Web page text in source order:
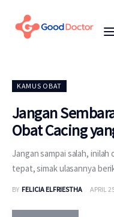
Untuk Bisnis
Untuk Anda
Mengapa
KAMUS OBAT
Jangan
Obat Cacing
Jangan sampai salah,
tepat, simak ulasannya
BY FELICIA ELFRIESTHA APRIL